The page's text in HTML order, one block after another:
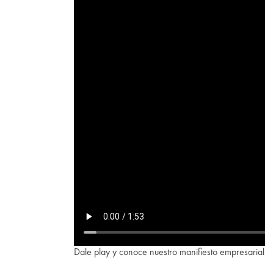
Dale play y conoce nuestro manifiesto empresarial